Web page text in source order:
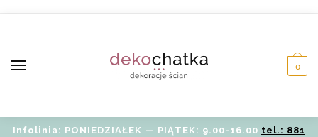
0
Infolinia: PONIEDZIAŁEK — PIĄTEK: 9.00-16.00 tel.: 881